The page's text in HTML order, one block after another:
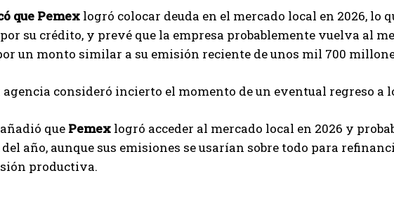
que Pemex logró colocar deuda en el mercado local en 2026, lo
su crédito, y prevé que la empresa probablemente vuelva al
un monto similar a su emisión reciente de unos mil 700
agencia consideró incierto el momento de un eventual regreso a
que Pemex logró acceder al mercado local en 2026 y
año, aunque sus emisiones se usarían sobre todo para
productiva.